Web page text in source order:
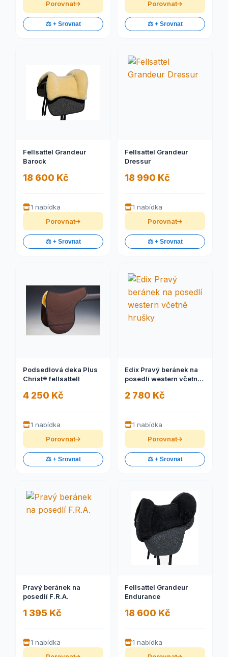
Porovnat
⚖️ + Srovnat
Porovnat
⚖️ + Srovnat
Fellsattel Grandeur
Barock
18 600 Kč
1 nabídka
Porovnat
⚖️ + Srovnat
Fellsattel Grandeur
Dressur
18 990 Kč
1 nabídka
Porovnat
⚖️ + Srovnat
Podsedlová deka Plus
Christ® fellsattell
4 250 Kč
1 nabídka
Porovnat
⚖️ + Srovnat
Edix Pravý beránek na
posedlí western včetně
2 780 Kč
1 nabídka
Porovnat
⚖️ + Srovnat
Pravý beránek na
posedlí F.R.A.
1 395 Kč
1 nabídka
Fellsattel Grandeur
Endurance
18 600 Kč
1 nabídka